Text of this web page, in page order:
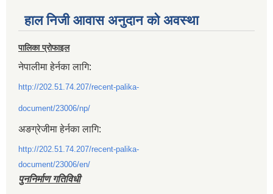
हाल निजी आवास अनुदान काे अवस्था
पालिका प्रोफाइल
नेपालीमा हेर्नका लागि:
http://202.51.74.207/recent-palika-
document/23006/np/
अङग्रेजीमा हेर्नका लागि:
http://202.51.74.207/recent-palika-
document/23006/en/
पुननिर्माण गतिविधी